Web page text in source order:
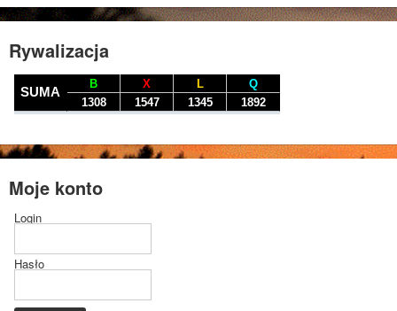
Rywalizacja
Moje konto
Login
Hasło